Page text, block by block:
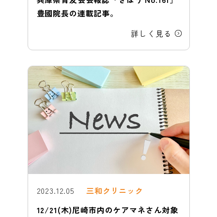
豊國院長の連載記事。
詳しく見る
2023.12.05
三和クリニック
12/21(木)尼崎市内のケアマネさん対象